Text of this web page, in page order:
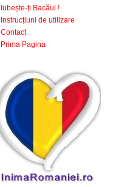
Iubește-ți Bacăul !
Instrucțiuni de utilizare
Contact
Prima Pagina